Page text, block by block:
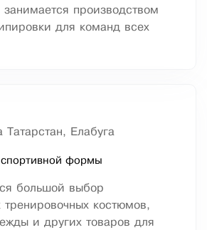
занимается производством
для команд всех
Татарстан, Елабуга
спортивной формы
большой выбор
тренировочных костюмов,
и других товаров для